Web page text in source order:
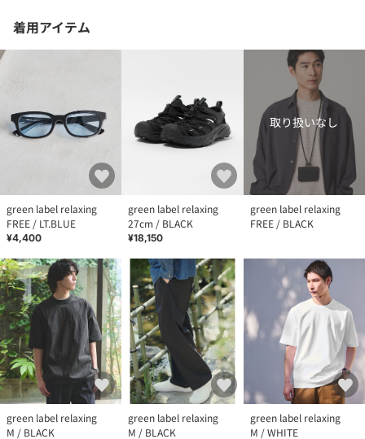
着用アイテム
green label relaxing
FREE / LT.BLUE
¥4,400
green label relaxing
27cm / BLACK
¥18,150
取り扱いなし
green label relaxing
FREE / BLACK
green label relaxing
M / BLACK
green label relaxing
M / BLACK
green label relaxing
M / WHITE